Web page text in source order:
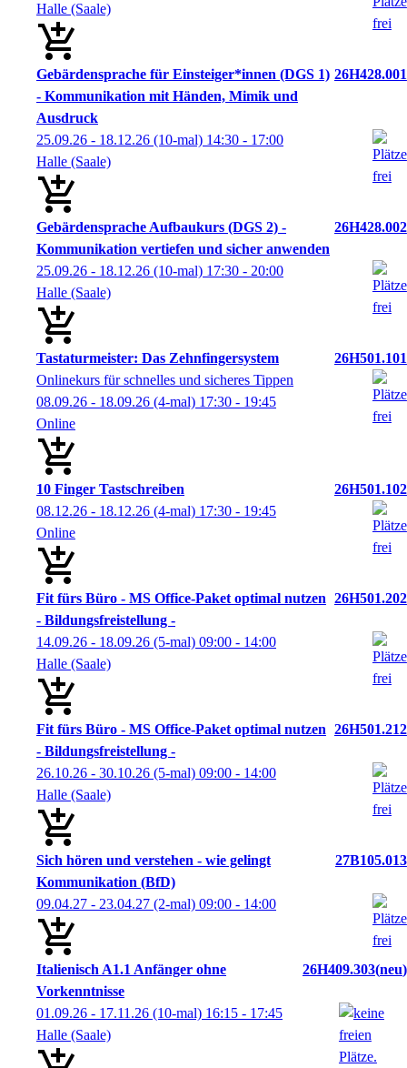
Italienisch A1.1 Anfänger ohne
Vorkenntnisse
26H409.303 neu
01.09.26 - 17.11.26 (10-mal) 16:15 - 17:45
Halle (Saale)
Halle (Saale)
Gebärdensprache für Einsteiger*innen (DGS 1)
- Kommunikation mit Händen, Mimik und
Ausdruck
26H428.001
25.09.26 - 18.12.26 (10-mal) 14:30 - 17:00
Halle (Saale)
Gebärdensprache Aufbaukurs (DGS 2) -
Kommunikation vertiefen und sicher anwenden
26H428.002
25.09.26 - 18.12.26 (10-mal) 17:30 - 20:00
Halle (Saale)
Tastaturmeister: Das Zehnfingersystem
26H501.101
Onlinekurs für schnelles und sicheres Tippen
08.09.26 - 18.09.26 (4-mal) 17:30 - 19:45
Online
10 Finger Tastschreiben
26H501.102
08.12.26 - 18.12.26 (4-mal) 17:30 - 19:45
Online
Fit fürs Büro - MS Office-Paket optimal nutzen
- Bildungsfreistellung -
26H501.202
14.09.26 - 18.09.26 (5-mal) 09:00 - 14:00
Halle (Saale)
Fit fürs Büro - MS Office-Paket optimal nutzen
- Bildungsfreistellung -
26H501.212
26.10.26 - 30.10.26 (5-mal) 09:00 - 14:00
Halle (Saale)
Sich hören und verstehen - wie gelingt
Kommunikation (BfD)
27B105.013
09.04.27 - 23.04.27 (2-mal) 09:00 - 14:00